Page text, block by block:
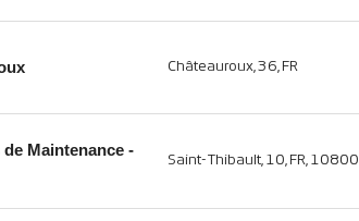
Châteauroux, 36, FR
Maintenance -
Saint-Thibault, 10, FR, 10800